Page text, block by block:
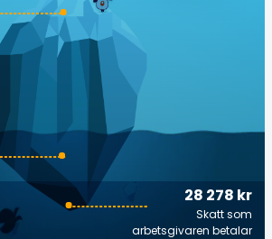
28 278 kr
Skatt som
arbetsgivaren betalar